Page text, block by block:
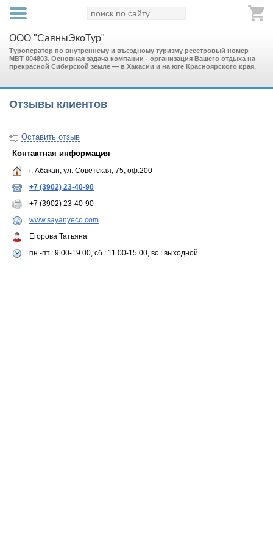
ООО "СаяныЭкоТур"
Туроператор по внутреннему и въездному туризму реестровый номер
МВТ 004803. Основная задача компании - организация Вашего отдыха на
прекрасной Сибирской земле — в Хакасии и на юге Красноярского края.
Отзывы клиентов
Оставить отзыв
Контактная информация
г. Абакан, ул. Советская, 75, оф.200
+7 (3902) 23-40-90
+7 (3902) 23-40-90
www.sayanyeco.com
Егорова Татьяна
пн.-пт.: 9.00-19.00, сб.: 11.00-15.00, вс.: выходной